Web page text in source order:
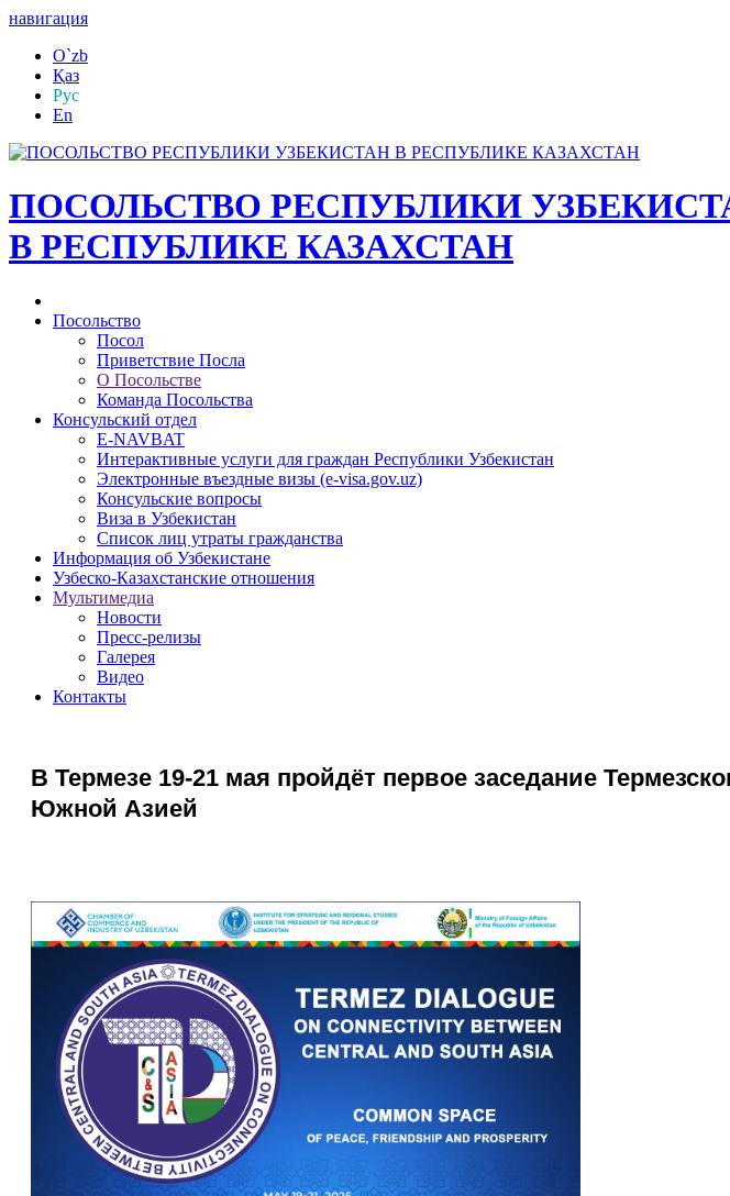
навигация
O`zb
Қаз
Рус
En
ПОСОЛЬСТВО РЕСПУБЛИКИ
В РЕСПУБЛИКЕ КАЗАХСТАН
Посольство
Посол
Приветствие Посла
О Посольстве
Команда Посольства
Консульский отдел
E-NAVBAT
Интерактивные услуги для граждан Республики Узбекистан
Электронные въездные визы (e-visa.gov.uz)
Консульские вопросы
Виза в Узбекистан
Список лиц утраты гражданства
Информация об Узбекистане
Узбеско-Казахстанские отношения
Мультимедиа
Новости
Пресс-релизы
Галерея
Видео
Контакты
В Термезе 19-21 мая пройдёт первое заседание
Южной Азией